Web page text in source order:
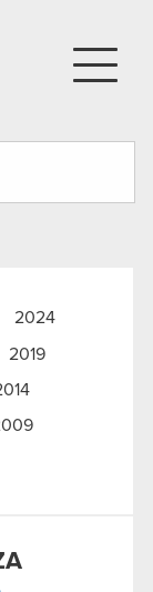
2024
2019